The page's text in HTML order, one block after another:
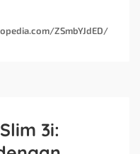
ZSmbYJdED/
3i: